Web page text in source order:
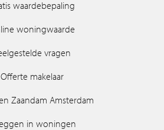
waardebepaling
woningwaarde
vragen
Offerte makelaar
Zaandam Amsterdam
in woningen